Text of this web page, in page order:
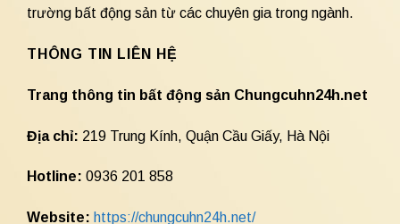
trường bất động sản từ các chuyên gia trong ngành.
THÔNG TIN LIÊN HỆ
Trang thông tin bất động sản Chungcuhn24h.net
Địa chỉ: 219 Trung Kính, Quận Cầu Giấy, Hà Nội
Hotline: 0936 201 858
Website: https://chungcuhn24h.net/